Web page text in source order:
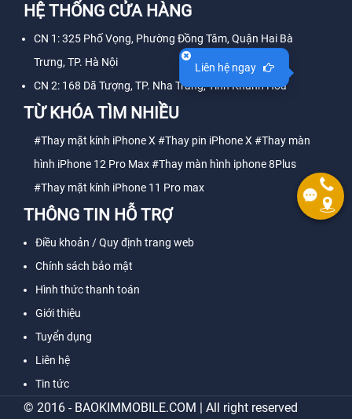
HỆ THỐNG CỬA HÀNG
CN 1: 325 Phố Vọng, Phường Đồng Tâm, Quận Hai Bà
Trưng, TP. Hà Nội
CN 2: 168 Dã Tượng, TP. Nha Trang, Tỉnh Khánh Hòa
TỪ KHÓA TÌM NHIỀU
#Thay mặt kính iPhone X#Thay pin iPhone X#Thay màn
hình iPhone 12 Pro Max#Thay màn hình iphone 8Plus
#Thay mặt kính iPhone 11 Pro max
THÔNG TIN HỖ TRỢ
Điều khoản / Quy định trang web
Chính sách bảo mật
Hình thức thanh toán
Giới thiệu
Tuyển dụng
Liên hệ
Tin tức
© 2016 - BAOKIMMOBILE.COM | All right reserved
Liên hệ ngay